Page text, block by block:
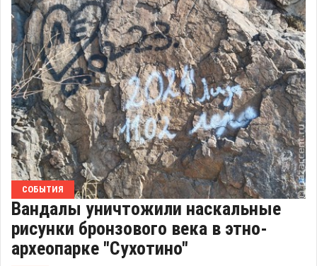
СОБЫТИЯ
Вандалы уничтожили наскальные
рисунки бронзового века в этно-
археопарке "Сухотино"